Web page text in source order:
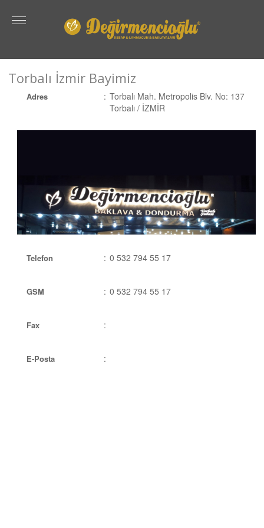
Torbalı İzmir Bayimiz
Adres : Torbalı Mah. Metropolis Blv. No: 137
Torbalı / İZMİR
Telefon : 0 532 794 55 17
GSM : 0 532 794 55 17
Fax :
E-Posta :